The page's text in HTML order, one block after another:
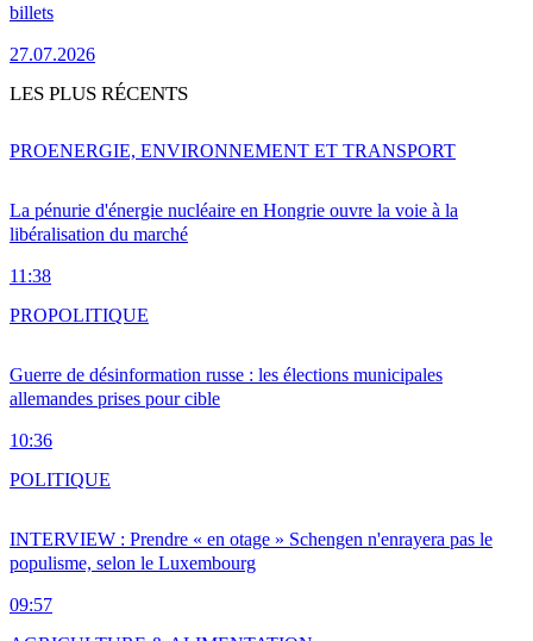
billets
27.07.2026
LES PLUS RÉCENTS
La pénurie d'énergie nucléaire en Hongrie ouvre la voie à la
libéralisation du marché
11:38
PROENERGIE, ENVIRONNEMENT ET TRANSPORT
Guerre de désinformation russe : les élections municipales
allemandes prises pour cible
10:36
PROPOLITIQUE
INTERVIEW : Prendre « en otage » Schengen n'enrayera pas le
populisme, selon le Luxembourg
09:57
POLITIQUE